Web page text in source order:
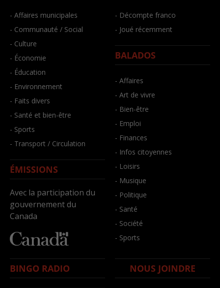
- Affaires municipales
- Communauté / Social
- Culture
- Économie
- Éducation
- Environnement
- Faits divers
- Santé et bien-être
- Sports
- Transport / Circulation
ÉMISSIONS
Avec la participation du
gouvernement du
Canada
- Décompte franco
- Joué récemment
BALADOS
- Affaires
- Art de vivre
- Bien-être
- Emploi
- Finances
- Infos citoyennes
- Loisirs
- Musique
- Politique
- Santé
- Société
- Sports
BINGO RADIO NOUS JOINDRE